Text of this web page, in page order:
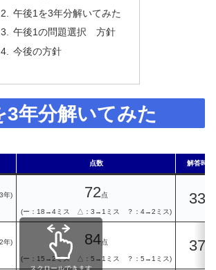
午後1を3年分解いてみた
午後1の問題選択 方針
今後の方針
3年分解いてみた
点数 解答時
年) 72点
(ー：18→4ミス △：3→1ミス ？：4→2ミス)
33
年) 84点
(ー：15→2ミス △：5→1ミス ？：5→1ミス)
37
スクロールできます